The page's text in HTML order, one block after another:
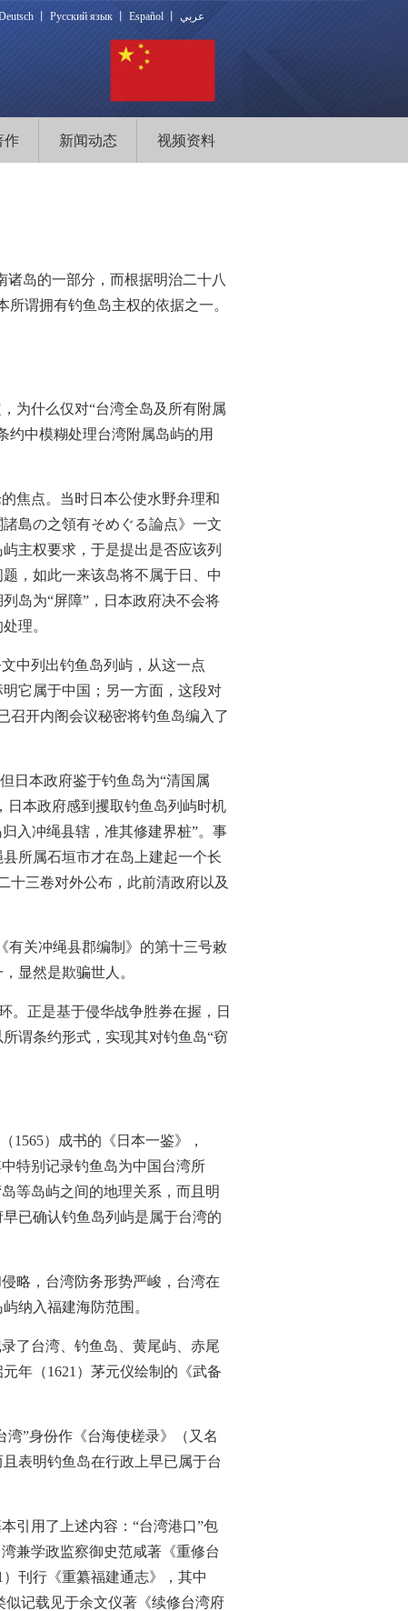
Русский язык Español عربي
作 新闻动态 视频资料
诸岛的一部分，而根据明治二十八
谓拥有钓鱼岛主权的依据之一。
为什么仅对“台湾全岛及所有附属
约中模糊处理台湾附属岛屿的用
焦点。当时日本公使水野弁理和
島の之領有そめぐる論点》一文
主权要求，于是提出是否应该列
，如此一来该岛将不属于日、中
岛为“屏障”，日本政府决不会将
理。
中列出钓鱼岛列屿，从这一点
它属于中国；另一方面，这段对
召开内阁会议秘密将钓鱼岛编入了
日本政府鉴于钓鱼岛为“清国属
日本政府感到攫取钓鱼岛列屿时机
入冲绳县辖，准其修建界桩”。事
所属石垣市才在岛上建起一个长
十三卷对外公布，此前清政府以及
有关冲绳县郡编制》的第十三号敕
显然是欺骗世人。
。正是基于侵华战争胜券在握，日
谓条约形式，实现其对钓鱼岛“窃
1565）成书的《日本一鉴》，
特别记录钓鱼岛为中国台湾所
等岛屿之间的地理关系，而且明
已确认钓鱼岛列屿是属于台湾的
略，台湾防务形势严峻，台湾在
纳入福建海防范围。
了台湾、钓鱼岛、黄尾屿、赤尾
年（1621）茅元仪绘制的《武备
湾”身份作《台海使槎录》（又名
表明钓鱼岛在行政上早已属于台
引用了上述内容：“台湾港口”包
兼学政监察御史范咸著《重修台
刊行《重纂福建通志》，其中
记载见于余文仪著《续修台湾府